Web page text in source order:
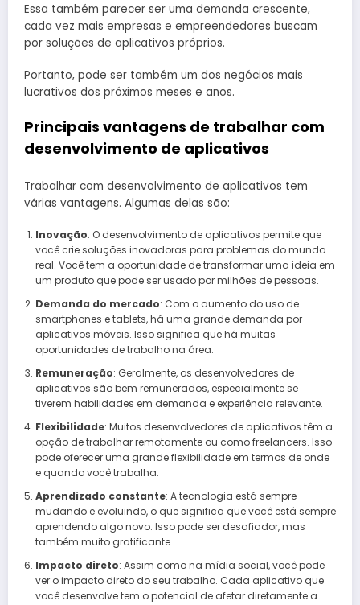
Essa também parecer ser uma demanda crescente,
cada vez mais empresas e empreendedores buscam
por soluções de aplicativos próprios.
Portanto, pode ser também um dos negócios mais
lucrativos dos próximos meses e anos.
Principais vantagens de trabalhar com
desenvolvimento de aplicativos
Trabalhar com desenvolvimento de aplicativos tem
várias vantagens. Algumas delas são:
Inovação: O desenvolvimento de aplicativos permite que
você crie soluções inovadoras para problemas do mundo
real. Você tem a oportunidade de transformar uma ideia em
um produto que pode ser usado por milhões de pessoas.
Demanda do mercado: Com o aumento do uso de
smartphones e tablets, há uma grande demanda por
aplicativos móveis. Isso significa que há muitas
oportunidades de trabalho na área.
Remuneração: Geralmente, os desenvolvedores de
aplicativos são bem remunerados, especialmente se
tiverem habilidades em demanda e experiência relevante.
Flexibilidade: Muitos desenvolvedores de aplicativos têm a
opção de trabalhar remotamente ou como freelancers. Isso
pode oferecer uma grande flexibilidade em termos de onde
e quando você trabalha.
Aprendizado constante: A tecnologia está sempre
mudando e evoluindo, o que significa que você está sempre
aprendendo algo novo. Isso pode ser desafiador, mas
também muito gratificante.
Impacto direto: Assim como na mídia social, você pode
ver o impacto direto do seu trabalho. Cada aplicativo que
você desenvolve tem o potencial de afetar diretamente a